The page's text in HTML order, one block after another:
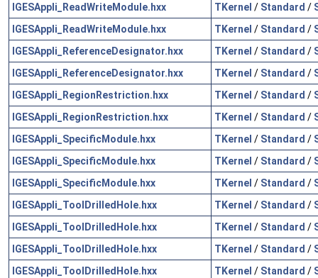
IGESAppli_ReadWriteModule.hxx
TKernel / Standard /
IGESAppli_ReadWriteModule.hxx
TKernel / Standard /
IGESAppli_ReferenceDesignator.hxx
TKernel / Standard /
IGESAppli_ReferenceDesignator.hxx
TKernel / Standard /
IGESAppli_RegionRestriction.hxx
TKernel / Standard /
IGESAppli_RegionRestriction.hxx
TKernel / Standard /
IGESAppli_SpecificModule.hxx
TKernel / Standard /
IGESAppli_SpecificModule.hxx
TKernel / Standard /
IGESAppli_SpecificModule.hxx
TKernel / Standard /
IGESAppli_ToolDrilledHole.hxx
TKernel / Standard /
IGESAppli_ToolDrilledHole.hxx
TKernel / Standard /
IGESAppli_ToolDrilledHole.hxx
TKernel / Standard /
IGESAppli_ToolDrilledHole.hxx
TKernel / Standard /